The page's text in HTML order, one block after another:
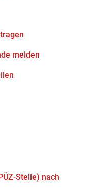
melden
Stelle) nach